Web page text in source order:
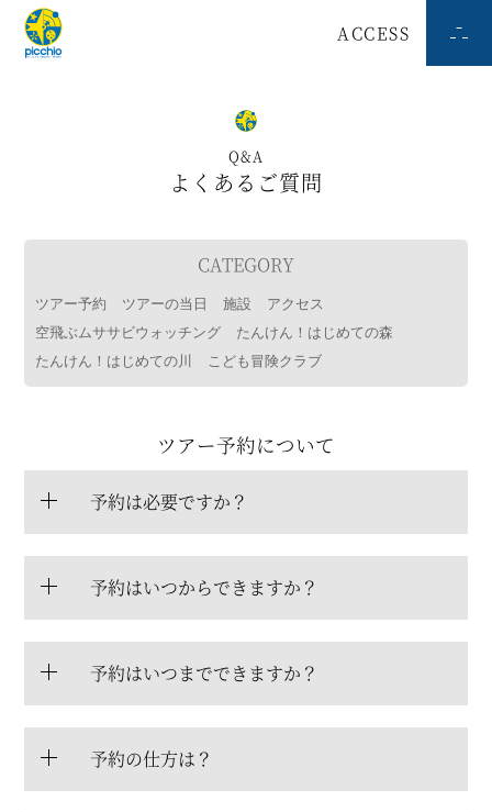
ACCESS
Q&A
よくあるご質問
CATEGORY
ツアー予約 ツアーの当日 施設
アクセス
空飛ぶムササビウォッチング
たんけん！はじめての森
たんけん！はじめての川
こども冒険クラブ
ツアー予約について
予約は必要ですか？
予約はいつからできますか？
予約はいつまでできますか？
予約の仕方は？